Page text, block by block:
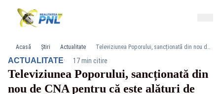
Acasă Știri Actualitate Televiziunea Poporului, sancționată din nou de CNA pentru că este alături de suveraniști. Presiunile la adresa postului Realitatea PLUS continuă
ACTUALITATE· 17 min citire
Televiziunea Poporului, sancționată din
nou de CNA pentru că este alături de